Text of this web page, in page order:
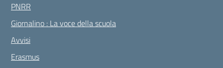
PNRR
Giornalino : La voce della scuola
Avvisi
Erasmus